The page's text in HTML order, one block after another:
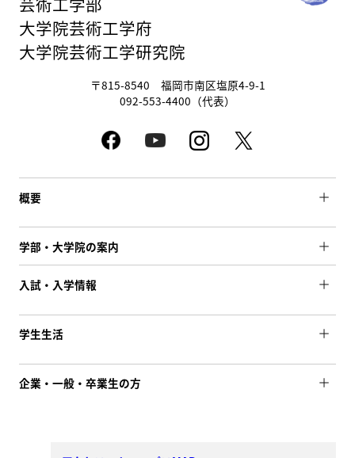
大学院芸術工学府
大学院芸術工学研究院
〒815-8540 福岡市南区塩原4-9-1
092-553-4400（代表）
概要
学部・大学院の案内
入試・入学情報
学生生活
企業・一般・卒業生の方